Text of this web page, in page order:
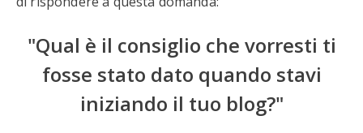
"Qual è il consiglio che vorresti ti
fosse stato dato quando stavi
iniziando il tuo blog?"